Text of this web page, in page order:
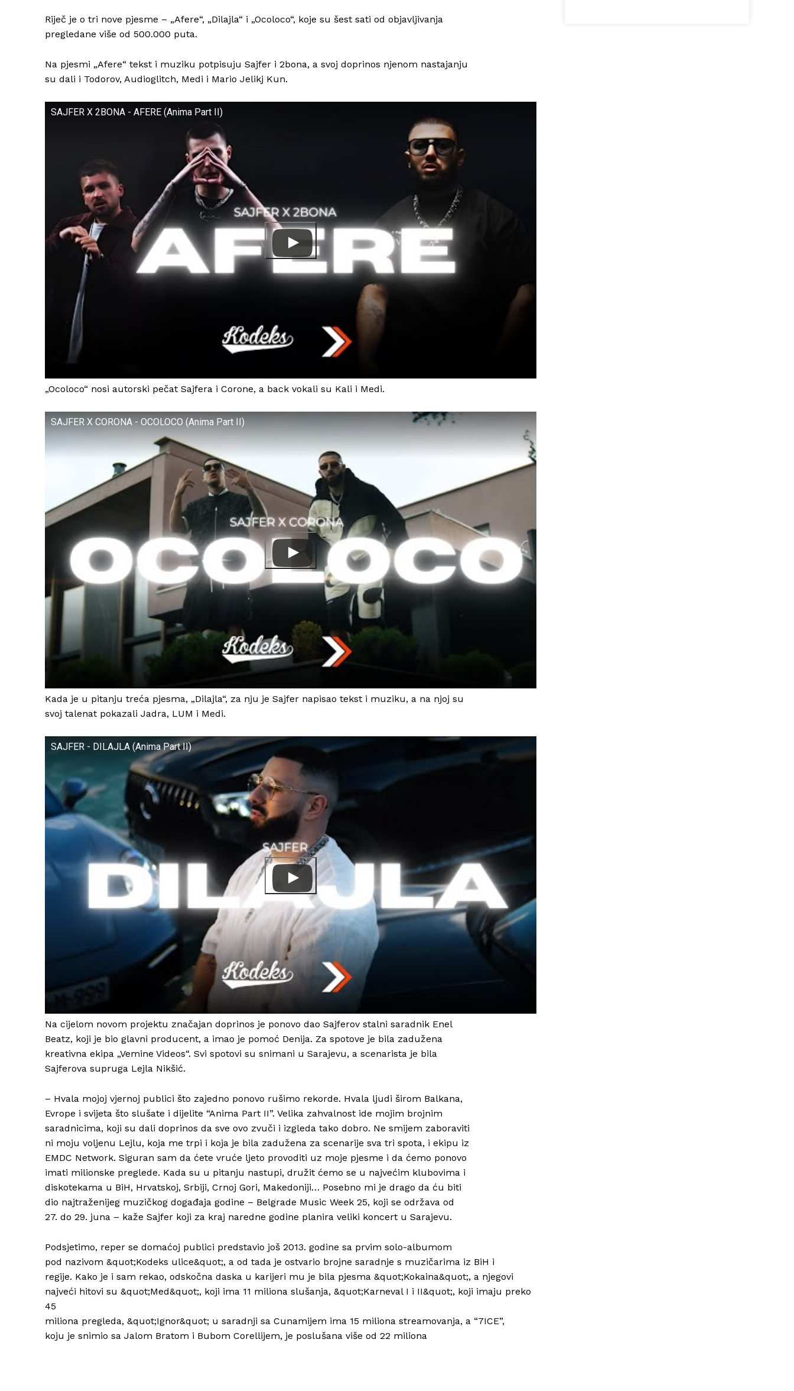
Riječ je o tri nove pjesme – „Afere“, „Dilajla“ i „Ocoloco“, koje su šest sati od objavljivanja
pregledane više od 500.000 puta.
Na pjesmi „Afere“ tekst i muziku potpisuju Sajfer i 2bona, a svoj doprinos njenom nastajanju
su dali i Todorov, Audioglitch, Medi i Mario Jelikj Kun.
SAJFER X 2BONA - AFERE (Anima Part II)
„Ocoloco“ nosi autorski pečat Sajfera i Corone, a back vokali su Kali i Medi.
SAJFER X CORONA - OCOLOCO (Anima Part II)
Kada je u pitanju treća pjesma, „Dilajla“, za nju je Sajfer napisao tekst i muziku, a na njoj su
svoj talenat pokazali Jadra, LUM i Medi.
SAJFER - DILAJLA (Anima Part II)
Na cijelom novom projektu značajan doprinos je ponovo dao Sajferov stalni saradnik Enel
Beatz, koji je bio glavni producent, a imao je pomoć Denija. Za spotove je bila zadužena
kreativna ekipa „Vemine Videos“. Svi spotovi su snimani u Sarajevu, a scenarista je bila
Sajferova supruga Lejla Nikšić.
– Hvala mojoj vjernoj publici što zajedno ponovo rušimo rekorde. Hvala ljudi širom Balkana,
Evrope i svijeta što slušate i dijelite “Anima Part II”. Velika zahvalnost ide mojim brojnim
saradnicima, koji su dali doprinos da sve ovo zvuči i izgleda tako dobro. Ne smijem zaboraviti
ni moju voljenu Lejlu, koja me trpi i koja je bila zadužena za scenarije sva tri spota, i ekipu iz
EMDC Network. Siguran sam da ćete vruće ljeto provoditi uz moje pjesme i da ćemo ponovo
imati milionske preglede. Kada su u pitanju nastupi, družit ćemo se u najvećim klubovima i
diskotekama u BiH, Hrvatskoj, Srbiji, Crnoj Gori, Makedoniji… Posebno mi je drago da ću biti
dio najtraženijeg muzičkog događaja godine – Belgrade Music Week 25, koji se održava od
27. do 29. juna – kaže Sajfer koji za kraj naredne godine planira veliki koncert u Sarajevu.
Podsjetimo, reper se domaćoj publici predstavio još 2013. godine sa prvim solo-albumom
pod nazivom &quot;Kodeks ulice&quot;, a od tada je ostvario brojne saradnje s muzičarima iz BiH i
regije. Kako je i sam rekao, odskočna daska u karijeri mu je bila pjesma &quot;Kokaina&quot;, a njegovi
najveći hitovi su &quot;Med&quot;, koji ima 11 miliona slušanja, &quot;Karneval I i II&quot;, koji imaju preko
45
miliona pregleda, &quot;Ignor&quot; u saradnji sa Cunamijem ima 15 miliona streamovanja, a “7ICE”,
koju je snimio sa Jalom Bratom i Bubom Corellijem, je poslušana više od 22 miliona